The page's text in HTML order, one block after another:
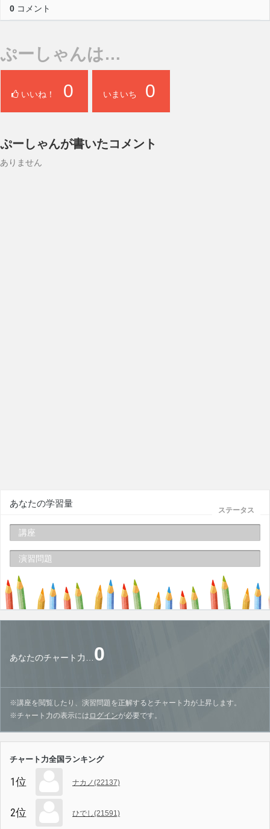
0 コメント
ぷーしゃんは…
いいね！ 0 いまいち 0
ぷーしゃんが書いたコメント
ありません
ステータス
あなたの学習量
講座
演習問題
あなたのチャート力… 0
※講座を閲覧したり、演習問題を正解するとチャート力が上昇します。
※チャート力の表示には ログインが必要です。
チャート力全国ランキング
1位 ナカノ(22137)
2位 ひでし(21591)